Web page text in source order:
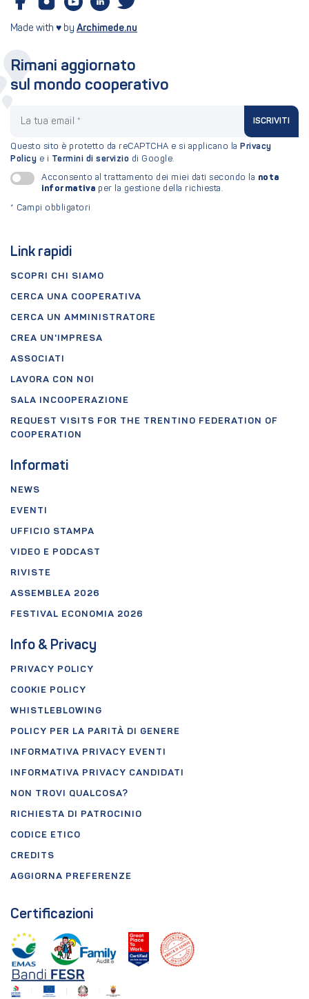
Made with ♥ by Archimede.nu
Link rapidi
SCOPRI CHI SIAMO
CERCA UNA COOPERATIVA
CERCA UN AMMINISTRATORE
CREA UN'IMPRESA
ASSOCIATI
LAVORA CON NOI
SALA INCOOPERAZIONE
REQUEST VISITS FOR THE TRENTINO FEDERATION OF
COOPERATION
Informati
NEWS
EVENTI
UFFICIO STAMPA
VIDEO E PODCAST
RIVISTE
ASSEMBLEA 2026
FESTIVAL ECONOMIA 2026
Info & Privacy
PRIVACY POLICY
COOKIE POLICY
WHISTLEBLOWING
POLICY PER LA PARITÀ DI GENERE
INFORMATIVA PRIVACY EVENTI
INFORMATIVA PRIVACY CANDIDATI
NON TROVI QUALCOSA?
RICHIESTA DI PATROCINIO
CODICE ETICO
CREDITS
AGGIORNA PREFERENZE
Certificazioni
Rimani aggiornato
sul mondo cooperativo
ISCRIVITI
Questo sito è protetto da reCAPTCHA e si applicano la Privacy
Policy e i Termini di servizio di Google.
Acconsento al trattamento dei miei dati secondo la nota
informativa per la gestione della richiesta.
* Campi obbligatori